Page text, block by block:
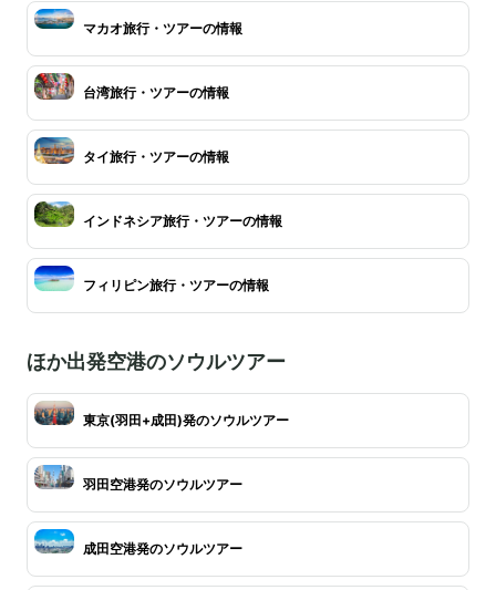
マカオ旅行・ツアーの情報
台湾旅行・ツアーの情報
タイ旅行・ツアーの情報
インドネシア旅行・ツアーの情報
フィリピン旅行・ツアーの情報
ほか出発空港のソウルツアー
東京(羽田+成田)発のソウルツアー
羽田空港発のソウルツアー
成田空港発のソウルツアー